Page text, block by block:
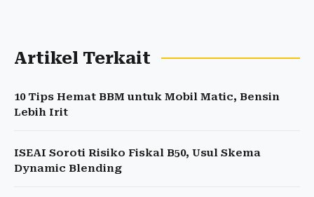
Artikel Terkait
10 Tips Hemat BBM untuk Mobil Matic, Bensin
Lebih Irit
ISEAI Soroti Risiko Fiskal B50, Usul Skema
Dynamic Blending